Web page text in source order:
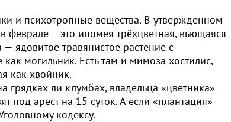
и психотропные вещества. В утверждённом
феврале – это ипомея трёхцветная, вьющаяся
ядовитое травянистое растение с
могильник. Есть там и мимоза хостилис,
как хвойник.
грядках ли клумбах, владельца «цветника»
под арест на 15 суток. А если «плантация»
кодексу.